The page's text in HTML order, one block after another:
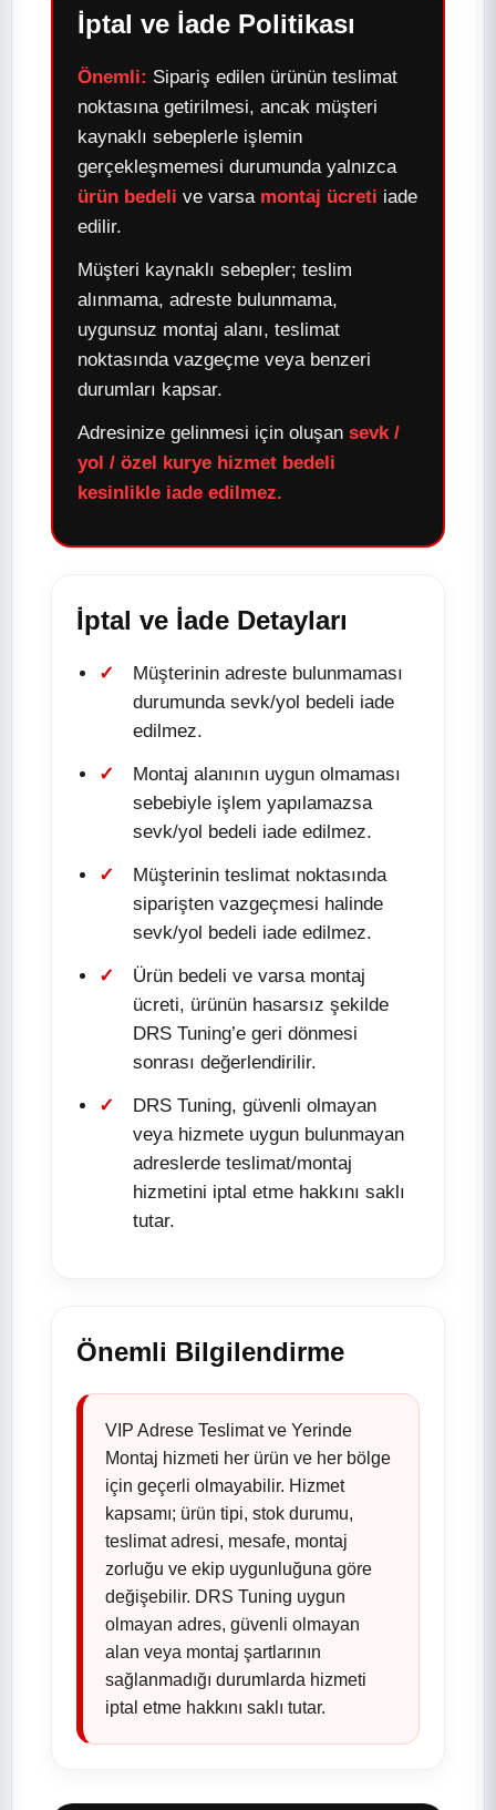
İptal ve İade Politikası
Önemli: Sipariş edilen ürünün teslimat
noktasına getirilmesi, ancak müşteri
kaynaklı sebeplerle işlemin
gerçekleşmemesi durumunda yalnızca
ürün bedeli ve varsa montaj ücreti iade
edilir.
Müşteri kaynaklı sebepler; teslim
alınmama, adreste bulunmama,
uygunsuz montaj alanı, teslimat
noktasında vazgeçme veya benzeri
durumları kapsar.
Adresinize gelinmesi için oluşan sevk /
yol / özel kurye hizmet bedeli
kesinlikle iade edilmez.
İptal ve İade Detayları
Müşterinin adreste bulunmaması
durumunda sevk/yol bedeli iade
edilmez.
Montaj alanının uygun olmaması
sebebiyle işlem yapılamazsa
sevk/yol bedeli iade edilmez.
Müşterinin teslimat noktasında
siparişten vazgeçmesi halinde
sevk/yol bedeli iade edilmez.
Ürün bedeli ve varsa montaj
ücreti, ürünün hasarsız şekilde
DRS Tuning’e geri dönmesi
sonrası değerlendirilir.
DRS Tuning, güvenli olmayan
veya hizmete uygun bulunmayan
adreslerde teslimat/montaj
hizmetini iptal etme hakkını saklı
tutar.
Önemli Bilgilendirme
VIP Adrese Teslimat ve Yerinde
Montaj hizmeti her ürün ve her bölge
için geçerli olmayabilir. Hizmet
kapsamı; ürün tipi, stok durumu,
teslimat adresi, mesafe, montaj
zorluğu ve ekip uygunluğuna göre
değişebilir. DRS Tuning uygun
olmayan adres, güvenli olmayan
alan veya montaj şartlarının
sağlanmadığı durumlarda hizmeti
iptal etme hakkını saklı tutar.